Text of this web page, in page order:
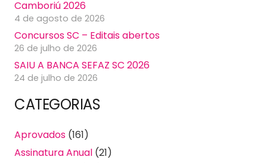
Camboriú 2026
4 de agosto de 2026
Concursos SC – Editais abertos
26 de julho de 2026
SAIU A BANCA SEFAZ SC 2026
24 de julho de 2026
CATEGORIAS
Aprovados (161)
Assinatura Anual (21)